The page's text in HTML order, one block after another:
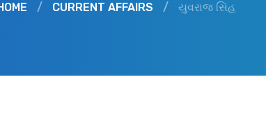
/ CURRENT AFFAIRS / યુવરાજ સિંહ